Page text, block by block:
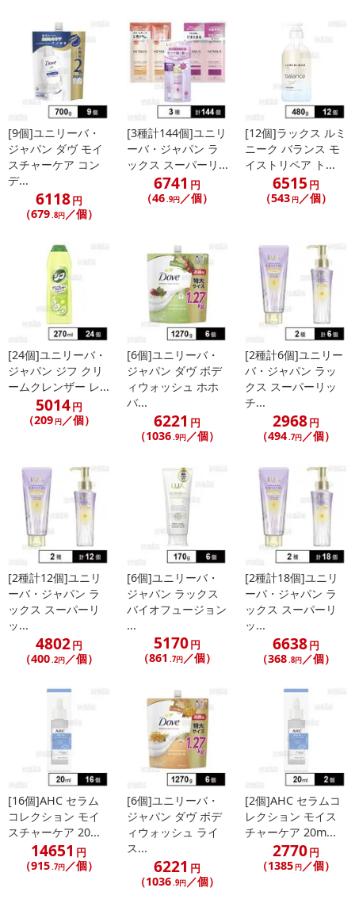
[9個]ユニリーバ・
ジャパン ダヴ モイ
スチャーケア コン
デ...
6118円
（679.8円／個）
[3種計144個]ユニリ
ーバ・ジャパン ラ
ックス スーパーリ...
6741 円
（46.9円 ／個）
[12個]ラックス ルミ
ニーク バランス モ
イストリペア ト...
6515 円
（543 円 ／個）
[24個]ユニリーバ・
ジャパン ジフ クリ
ームクレンザー レ...
5014円
（209 円／個）
[6個]ユニリーバ・
ジャパン ダヴ ボデ
ィウォッシュ ホホ
バ...
6221 円
（1036.9円／個）
[2種計6個]ユニリー
バ・ジャパン ラッ
クス スーパーリッ
チ...
2968円
（494.7円／個）
[2種計12個]ユニリ
ーバ・ジャパン ラ
ックス スーパーリ
ッ...
4802円
（400.2円／個）
[6個]ユニリーバ・
ジャパン ラックス
バイオフュージョン
...
5170円
（861 .7円／個）
[2種計18個]ユニリ
ーバ・ジャパン ラ
ックス スーパーリ
ッ...
6638円
（368.8円／個）
[16個]AHC セラム
コレクション モイ
スチャーケア 20...
14651 円
（915.7円／個）
[6個]ユニリーバ・
ジャパン ダヴ ボデ
ィウォッシュ ライ
ス...
6221 円
（1036.9円 ／個）
[2個]AHC セラムコ
レクション モイス
チャーケア 20m...
2770円
（1385 円 ／個）